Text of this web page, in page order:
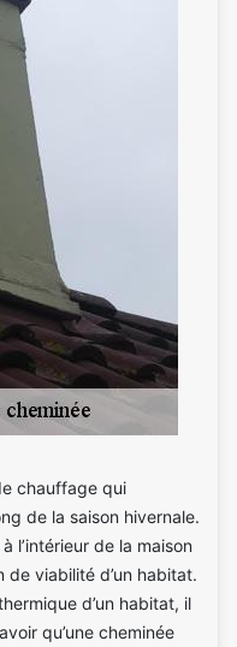
chauffage qui
de la saison hivernale.
l’intérieur de la maison
viabilité d’un habitat.
d’un habitat, il
qu’une cheminée